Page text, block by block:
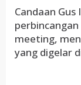
Candaan
meeting,
yang digelar